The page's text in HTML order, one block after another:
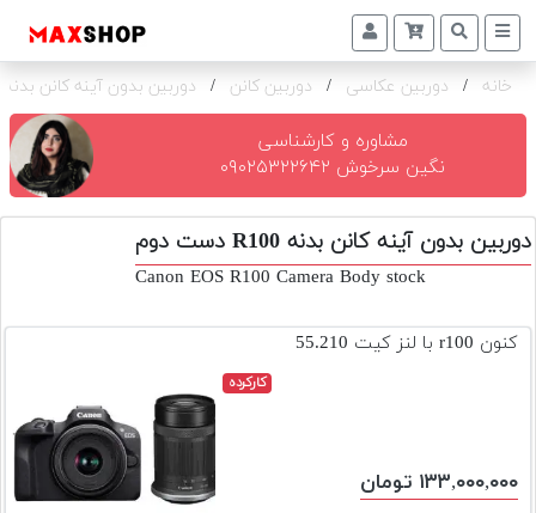
دوربین
و
تجهیزات
و
اکسسوری
دوم
اجاره
دوربین
خانه / دوربین عکاسی / دوربین کانن / دوربین بدون آینه کانن بدنه R100
مشاوره و کارشناسی
نگین سرخوش ۰۹۰۲۵۳۲۲۶۴۲
دوربین بدون آینه کانن بدنه R100 دست دوم
Canon EOS R100 Camera Body stock
کنون r100 با لنز کیت 55.210
کارکرده
۱۳۳,۰۰۰,۰۰۰ تومان